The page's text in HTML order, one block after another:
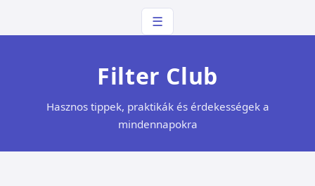
☰
Filter Club
Hasznos tippek, praktikák és érdekességek a
mindennapokra